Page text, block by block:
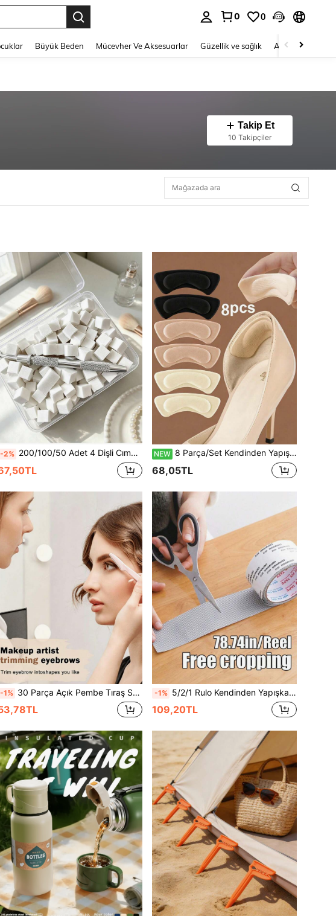
0 0
Büyük Beden Mücevher Ve Aksesuarlar Güzellik ve sağlık Ayakkabı
Takip Et
10 Takipçiler
-2% 200/100/50 Adet 4 Dişli Cımbız Tutacaklı Mini Sünger Bloklar, Tırnak Sanatı Jel Gradyan Tie Dye Süngerler, Gradyan Tırnak Jel Ojeleri Araçları NEW 8 Parça/Set Kendinden Yapışkanlı Topuk Yastıkları, Yüksek Topuklu Botlar ve Ayakkabılar İçin Kalın Yastıklı Kaymaz Şok Emici Köpük İç Taban, Yumuşak Topuk Tutucu, Su Toplamayı Önleyici, Ayakkabı Numarası Küçültücü, Kadın ve Erkek, Yürüyüş ve Seyahat, İlkbahar Yaz Nedime Hediyesi, Seyahat Gereçleri
68,05TL
-1% 30 Parça Açık Pembe Tıraş Seti, Kaş Düzeltici, Peeling ve Bakım Aletleri, Vücut Tüyleri Alma Makinesi, Uzun Saplı Bıçaklar ve Hassas Koruyuculu Kadın Kaş Şekillendirme Kiti, Ev veya Seyahat İçin Uygun -1% 5/2/1 Rulo Kendinden Yapışkanlı Pencere Sineklik Tamir Bandı, Böcek Önleyici File Delik Tamir Yaması, Güçlü Yapışkanlı Sineğe Dayanıklı File Onarımı, Yurt Odası Kapı Perdesi Sineklik ve Sivrisinek Teli Yırtık Tamiri İçin, Su Geçirmez Dayanıklı Şeffaf Bant, Kolay Uygulama ve Kesim, İç ve Dış Mekan
109,20TL